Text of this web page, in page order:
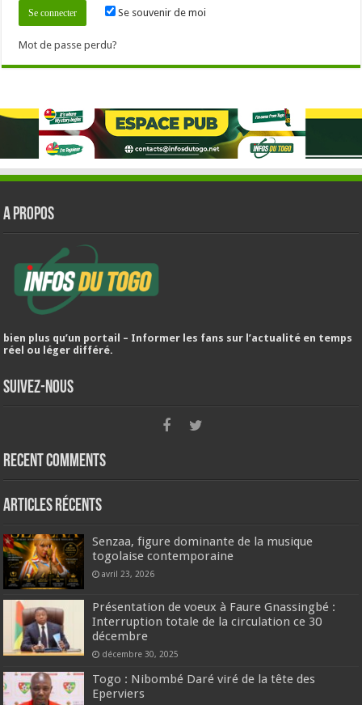
Se souvenir de moi
Mot de passe perdu?
A PROPOS
bien plus qu’un portail – Informer les fans sur l’actualité en temps
réel ou léger différé.
Suivez-nous
Recent Comments
Articles récents
Senzaa, figure dominante de la musique
togolaise contemporaine
avril 23, 2026
Présentation de voeux à Faure Gnassingbé :
Interruption totale de la circulation ce 30
décembre
décembre 30, 2025
Togo : Nibombé Daré viré de la tête des
Eperviers